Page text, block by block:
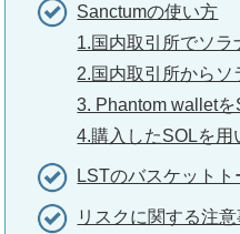
Sanctumの使い方
1.国内取引所でソラ
2.国内取引所からソ
3. Phantom wallet
4.購入したSOLを
LSTのバスケットト
リスクに関する注